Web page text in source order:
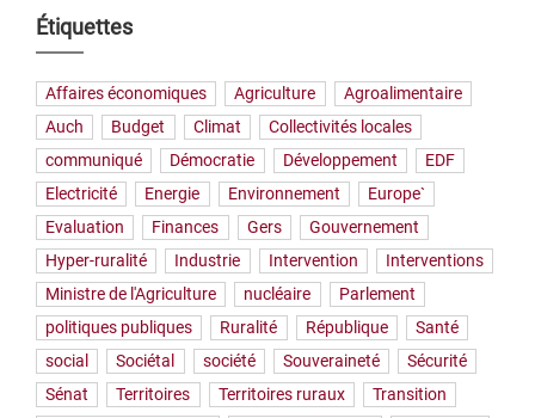
Étiquettes
Affaires économiques Agriculture
Agroalimentaire
Auch
Budget Climat
Collectivités locales
communiqué
Démocratie Développement
EDF
Electricité
Energie Environnement
Europe`
Evaluation
Finances Gers
Gouvernement
Hyper-ruralité
Industrie Intervention
Interventions
Ministre de l'Agriculture
nucléaire
Parlement
politiques publiques
Ruralité République
Santé
social
Sociétal société Souveraineté
Sécurité
Sénat
Territoires Territoires ruraux
Transition